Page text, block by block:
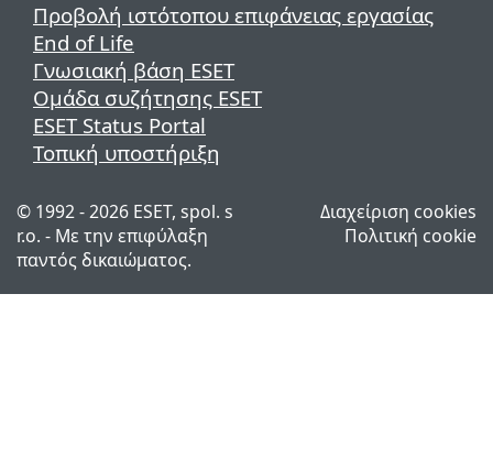
Προβολή ιστότοπου επιφάνειας εργασίας
End of Life
Γνωσιακή βάση ESET
Ομάδα συζήτησης ESET
ESET Status Portal
Τοπική υποστήριξη
© 1992 - 2026 ESET, spol. s
r.o. - Με την επιφύλαξη
παντός δικαιώματος.
Διαχείριση cookies
Πολιτική cookie